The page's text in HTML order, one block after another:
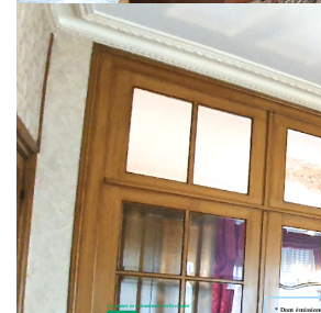
Etage : Palier, 4 chs, un dressing, une
grenier aménageables en 4 chs au
C/C gaz, double vitrage pvc, caves,
pelouse sur 487 m².
Prix : 124 000 € net vendeur + 6 332 €
acquéreurs
Nos honoraires Nous
Diagnostics énergétiques